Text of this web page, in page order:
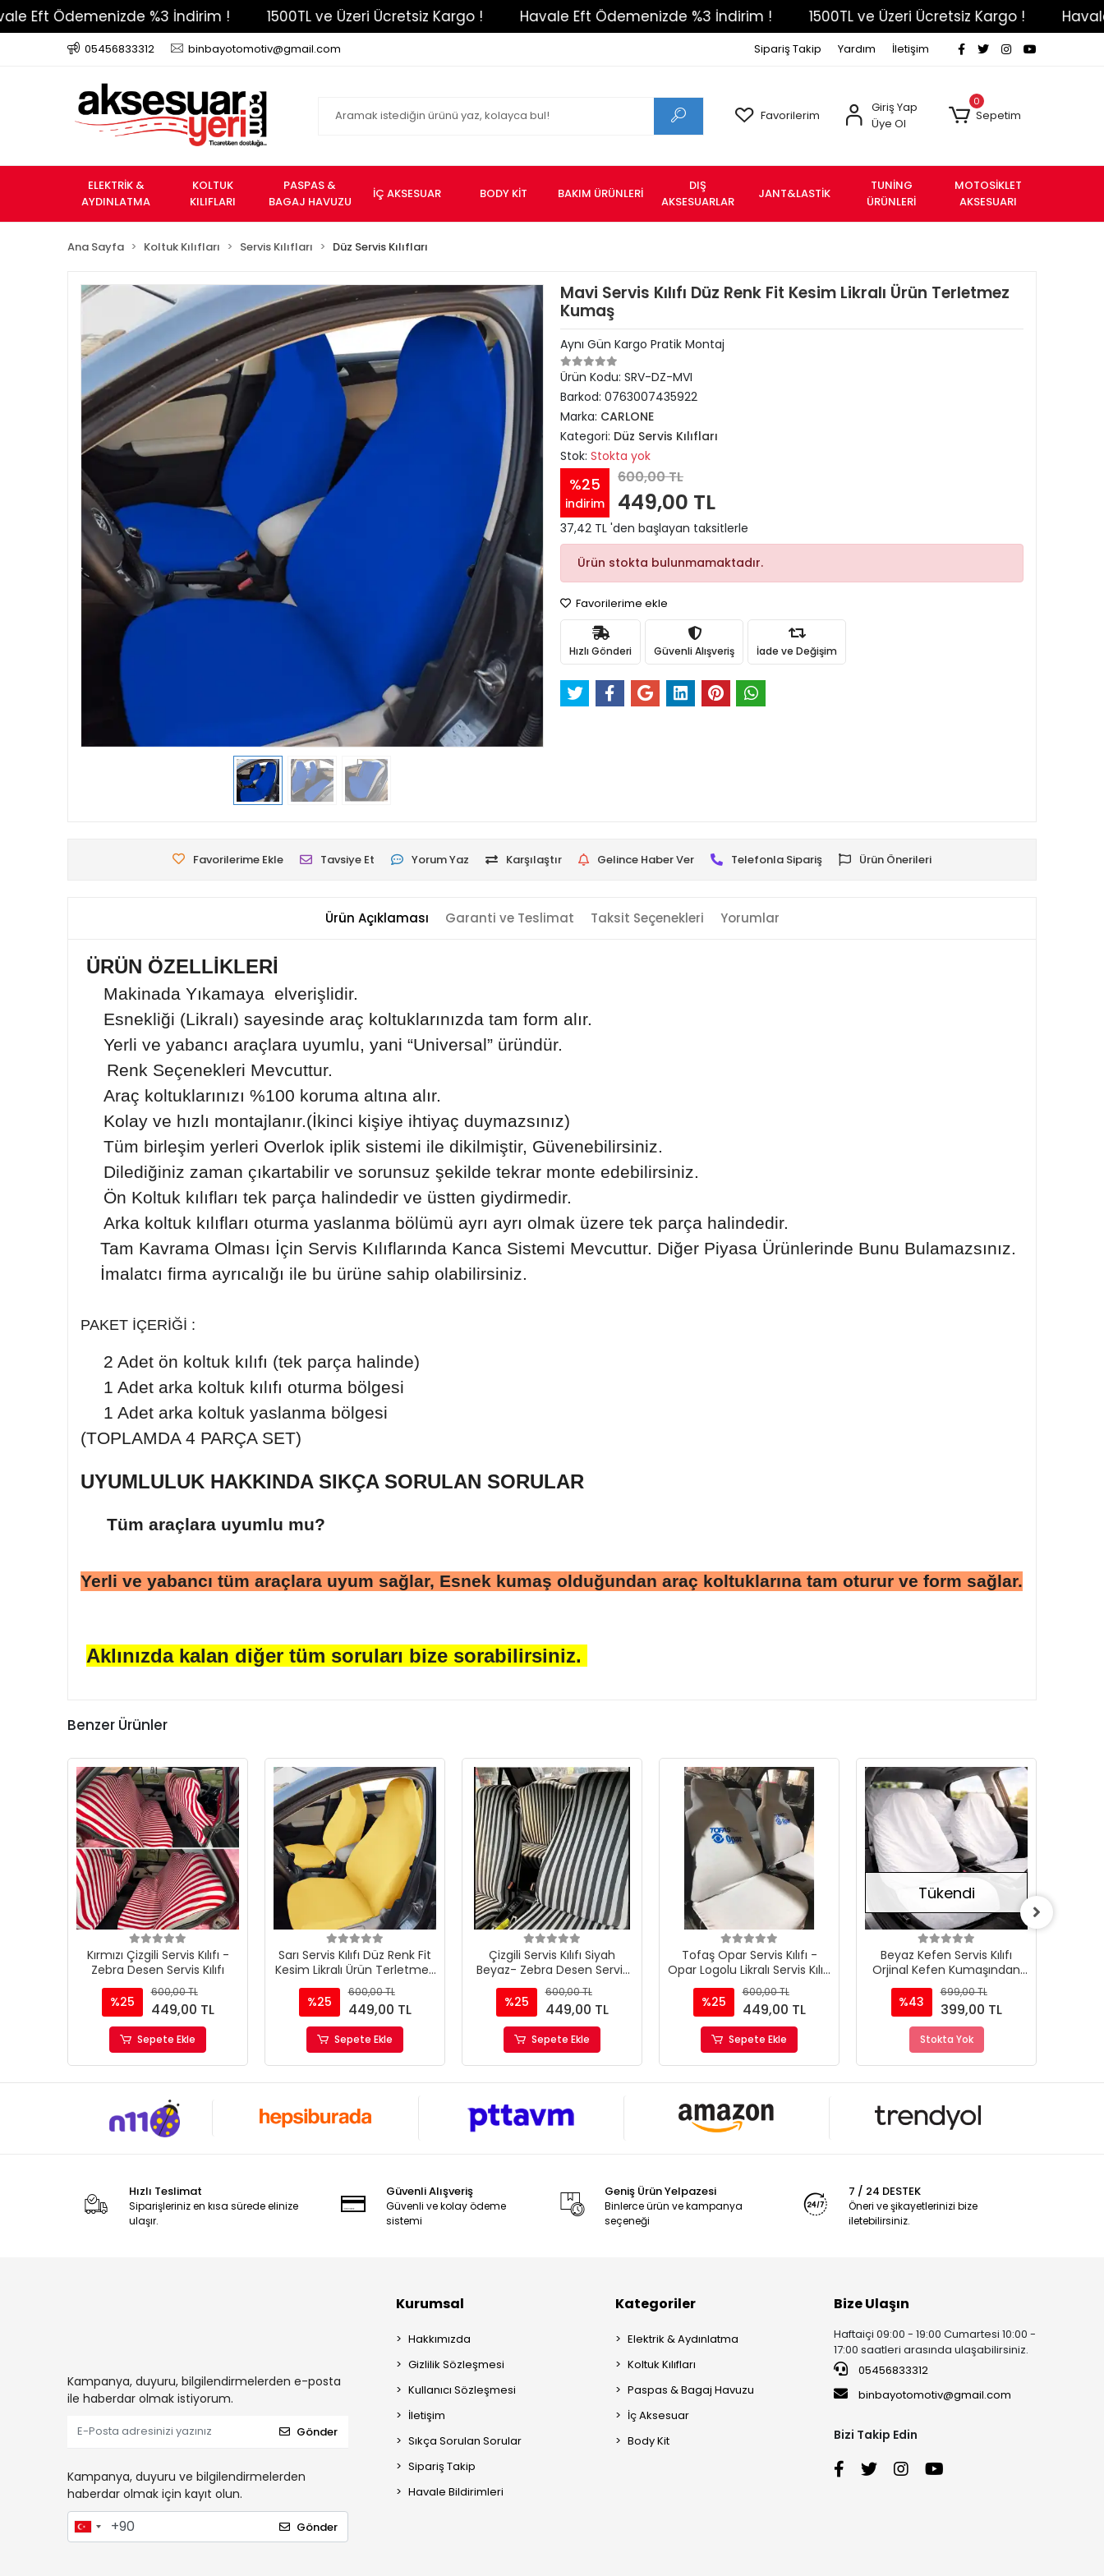
%3 İndirim ! 1500TL ve Üzeri Ücretsiz Kargo ! Havale Eft Ödemenizde %3 İndirim ! 1500TL ve Üzeri Ücretsiz Kargo ! Havale Eft
05456833312 binbayotomotiv@gmail.com Sipariş Takip Yardım İletişim
Favorilerim
Giriş Yap
Üye Ol
0
Sepetim
ELEKTRİK &
AYDINLATMA
KOLTUK
KILIFLARI
PASPAS &
BAGAJ HAVUZU
İÇ AKSESUAR BODY KİT BAKIM ÜRÜNLERİ
DIŞ
AKSESUARLAR
JANT&LASTİK
TUNİNG
ÜRÜNLERİ
MOTOSİKLET
AKSESUARI
Ana Sayfa Koltuk Kılıfları Servis Kılıfları Düz Servis Kılıfları
Mavi Servis Kılıfı Düz Renk Fit Kesim Likralı Ürün Terletmez
Kumaş
Aynı Gün Kargo Pratik Montaj
Ürün Kodu: SRV-DZ-MVI
Barkod: 0763007435922
Marka: CARLONE
Kategori: Düz Servis Kılıfları
Stok: Stokta yok
%25
indirim
600,00 TL
449,00 TL
37,42 TL 'den başlayan taksitlerle
Ürün stokta bulunmamaktadır.
Favorilerime ekle
Hızlı Gönderi Güvenli Alışveriş İade ve Değişim
Favorilerime Ekle Tavsiye Et Yorum Yaz Karşılaştır Gelince Haber Ver Telefonla Sipariş Ürün Önerileri
Ürün Açıklaması Garanti ve Teslimat Taksit Seçenekleri Yorumlar
ÜRÜN ÖZELLİKLERİ
Makinada Yıkamaya elverişlidir.
Esnekliği (Likralı) sayesinde araç koltuklarınızda tam form alır.
Yerli ve yabancı araçlara uyumlu, yani “Universal” üründür.
Renk Seçenekleri Mevcuttur.
Araç koltuklarınızı %100 koruma altına alır.
Kolay ve hızlı montajlanır.(İkinci kişiye ihtiyaç duymazsınız)
Tüm birleşim yerleri Overlok iplik sistemi ile dikilmiştir, Güvenebilirsiniz.
Dilediğiniz zaman çıkartabilir ve sorunsuz şekilde tekrar monte edebilirsiniz.
Ön Koltuk kılıfları tek parça halindedir ve üstten giydirmedir.
Arka koltuk kılıfları oturma yaslanma bölümü ayrı ayrı olmak üzere tek parça halindedir.
Tam Kavrama Olması İçin Servis Kılıflarında Kanca Sistemi Mevcuttur. Diğer Piyasa Ürünlerinde Bunu Bulamazsınız.
İmalatcı firma ayrıcalığı ile bu ürüne sahip olabilirsiniz.
PAKET İÇERİĞİ :
2 Adet ön koltuk kılıfı (tek parça halinde)
1 Adet arka koltuk kılıfı oturma bölgesi
1 Adet arka koltuk yaslanma bölgesi
(TOPLAMDA 4 PARÇA SET)
UYUMLULUK HAKKINDA SIKÇA SORULAN SORULAR
Tüm araçlara uyumlu mu?
Yerli ve yabancı tüm araçlara uyum sağlar, Esnek kumaş olduğundan araç koltuklarına tam oturur ve form sağlar.
Aklınızda kalan diğer tüm soruları bize sorabilirsiniz.
Benzer Ürünler
Kırmızı Çizgili Servis Kılıfı -
Zebra Desen Servis Kılıfı
%25
600,00 TL
449,00 TL
Sepete Ekle
Sarı Servis Kılıfı Düz Renk Fit
Kesim Likralı Ürün Terletmez
Kumaş
%25
600,00 TL
449,00 TL
Sepete Ekle
Çizgili Servis Kılıfı Siyah
Beyaz- Zebra Desen Servis
Kılıfı
%25
600,00 TL
449,00 TL
Sepete Ekle
Tofaş Opar Servis Kılıfı -
Opar Logolu Likralı Servis Kılıfı
- Tofaş Koltuk Kılıfı -
%25
600,00 TL
449,00 TL
Sepete Ekle
Stokta Yok
Tükendi
Beyaz Kefen Servis Kılıfı
Orjinal Kefen Kumaşından
Kefen Kılıf Salaş Model
%43
699,00 TL
399,00 TL
Stokta Yok
Hızlı Teslimat
Siparişleriniz en kısa sürede elinize
ulaşır.
Güvenli Alışveriş
Güvenli ve kolay ödeme
sistemi
Geniş Ürün Yelpazesi
Binlerce ürün ve kampanya
seçeneği
7 / 24 DESTEK
Öneri ve şikayetlerinizi bize
iletebilirsiniz.
Kampanya, duyuru, bilgilendirmelerden e-posta
ile haberdar olmak istiyorum.
Gönder
Kampanya, duyuru ve bilgilendirmelerden
haberdar olmak için kayıt olun.
Gönder
Kurumsal
Hakkımızda
Gizlilik Sözleşmesi
Kullanıcı Sözleşmesi
İletişim
Sıkça Sorulan Sorular
Sipariş Takip
Havale Bildirimleri
Kategoriler
Elektrik & Aydınlatma
Koltuk Kılıfları
Paspas & Bagaj Havuzu
İç Aksesuar
Body Kit
Bize Ulaşın
Haftaiçi 09:00 - 19:00 Cumartesi 10:00 -
17:00 saatleri arasında ulaşabilirsiniz.
05456833312
binbayotomotiv@gmail.com
Bizi Takip Edin